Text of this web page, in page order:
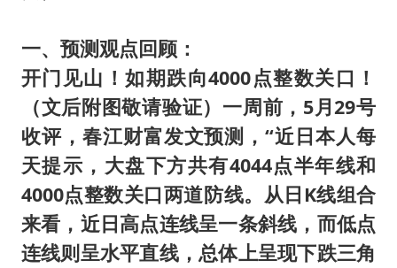
一、预测观点回顾：
开门见山！如期跌向4000点整数关口！
（文后附图敬请验证）一周前，5月29号
收评，春江财富发文预测，“近日本人每
天提示，大盘下方共有4044点半年线和
4000点整数关口两道防线。从日K线组合
来看，近日高点连线呈一条斜线，而低点
连线则呈水平直线，总体上呈现下跌三角